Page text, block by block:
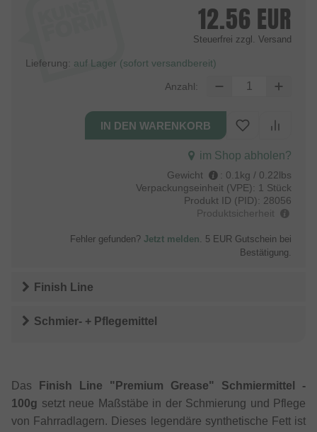
12.56 EUR
Steuerfrei zzgl. Versand
Lieferung: auf Lager (sofort versandbereit)
Anzahl:
im Shop abholen?
Gewicht : 0.1kg / 0.22lbs
Verpackungseinheit (VPE): 1 Stück
Produkt ID (PID): 28056
Produktsicherheit
Fehler gefunden? Jetzt melden. 5 EUR Gutschein bei
Bestätigung.
Finish Line
Schmier- + Pflegemittel
Das
Finish Line "Premium Grease" Schmiermittel -
100g setzt neue Maßstäbe in der Schmierung und Pflege
von Fahrradlagern. Dieses legendäre synthetische Fett ist